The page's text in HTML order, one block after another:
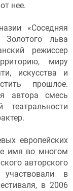
нее.
«Соседняя
Золотого льва
режиссер
миру
искусства и
прошлое.
автора смесь
европейских
имя во многом
авторского
в
в 2006